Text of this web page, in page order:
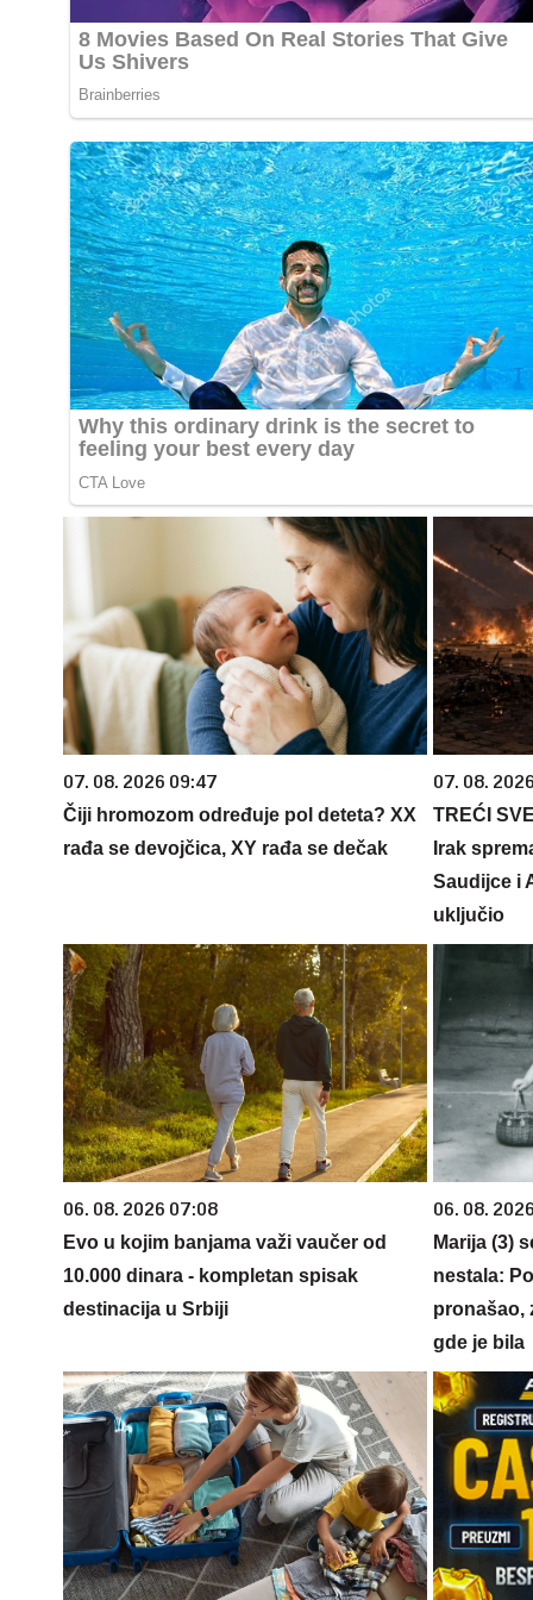
07. 08. 2026 09:47
Čiji hromozom određuje pol deteta? XX
rađa se devojčica, XY rađa se dečak
07. 08.
TREĆI
Irak
Saudijce i
uključio
06. 08. 2026 07:08
Evo u kojim banjama važi vaučer od
10.000 dinara - kompletan spisak
destinacija u Srbiji
06. 08.
Marija (3)
nestala:
pronašao,
gde je bila